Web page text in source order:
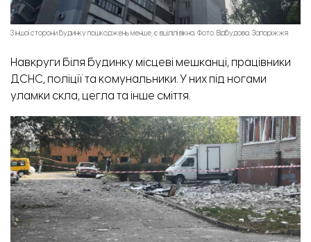
З іншої сторони будинку пошкоджень менше, є вцілілі вікна. Фото: Відбудова. Запоріжжя
Навкруги біля будинку місцеві мешканці, працівники
ДСНС, поліції та комунальники. У них під ногами
уламки скла, цегла та інше сміття.